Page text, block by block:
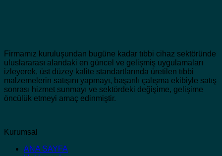
Firmamız kuruluşundan bugüne kadar tıbbi cihaz sektöründe
uluslararası alandaki en güncel ve gelişmiş uygulamaları
izleyerek, üst düzey kalite standartlarında üretilen tıbbi
malzemelerin satışını yapmayı, başarılı çalışma ekibiyle satış
sonrası hizmet sunmayı ve sektördeki değişime, gelişime
öncülük etmeyi amaç edinmiştir.
Kurumsal
ANA SAYFA